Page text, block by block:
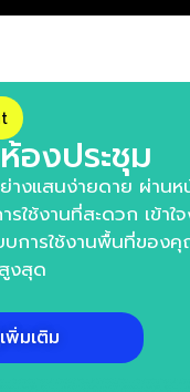
องประชุม
างแสนง่ายดาย ผ่าน
ใช้งานที่สะดวก เข้าใ
บการใช้งานพื้นที่ของ
งสุด
พิ่มเติม